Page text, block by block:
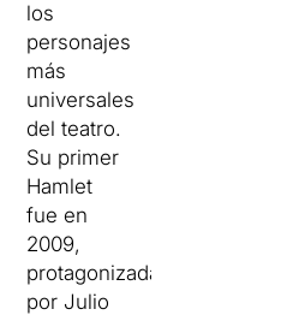
los
personajes
más
universales
del teatro.
Su primer
Hamlet
fue en
2009,
protagonizada
por Julio